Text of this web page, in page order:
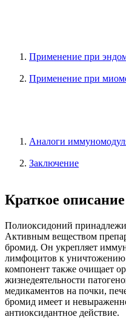
Применение при
Применение при
Аналоги
Заключение
Краткое
Полиоксидоний
Активным веществом
бромид. Он укрепляет
лимфоцитов к
компонент также очищает
жизнедеятельности
медикаментов на почки,
бромид имеет и
антиоксидантное действие.